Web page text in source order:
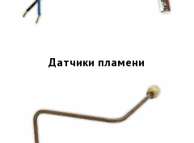
Датчики пламени